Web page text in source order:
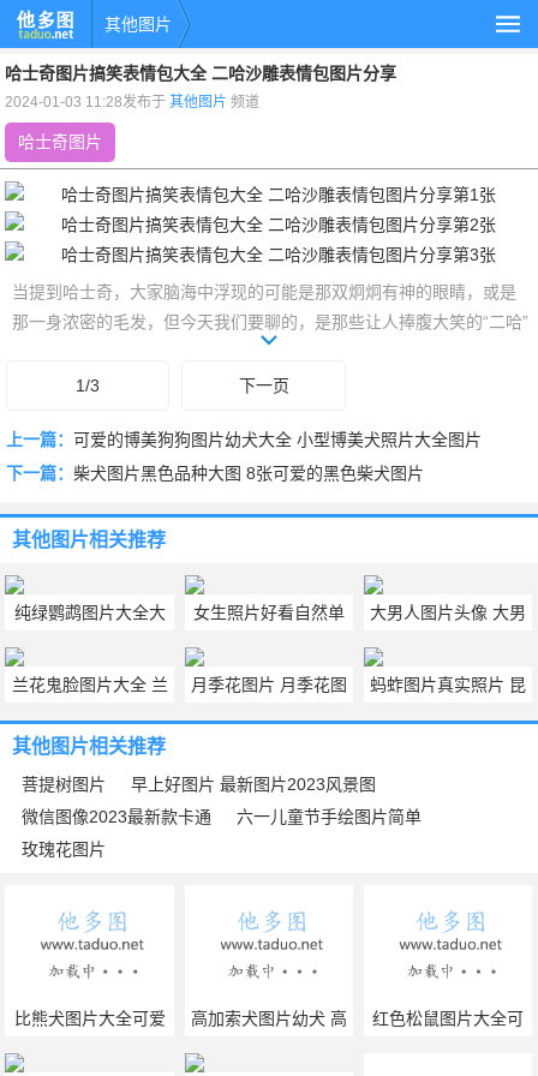
其他图片
哈士奇图片搞笑表情包大全 二哈沙雕表情包图片分享
2024-01-03 11:28发布于其他图片 频道
哈士奇图片
当提到哈士奇，大家脑海中浮现的可能是那双炯炯有神的眼睛，或是
那一身浓密的毛发，但今天我们要聊的，是那些让人捧腹大笑的“二哈”
搞笑表情包。这些表情包，将哈士奇那种呆萌、沙雕的天性展现得淋
漓尽致，让人忍俊不禁。那么，就让我们一起来欣赏一下这些让人笑
1/3 下一页
上一篇： 可爱的博美狗狗图片幼犬大全 小型博美犬照片大全图片
下一篇： 柴犬图片黑色品种大图 8张可爱的黑色柴犬图片
其他图片相关推荐
纯绿鹦鹉图片大全大
图 纯绿鹦鹉图片欣赏
女生照片好看自然单
纯 女生照片真实可爱
大男人图片头像 大男
兰花鬼脸图片大全 兰
花鬼脸图片大全大图
月季花图片 月季花图
片唯美清新图片
蚂蚱图片真实照片 昆
虫蚂蚱图片大全
其他图片相关推荐
菩提树图片
早上好图片 最新图片2023风景图
微信图像2023最新款卡通
六一儿童节手绘图片简单
玫瑰花图片
比熊犬图片大全可爱
全集 最新比熊美容造
高加索犬图片幼犬 高
加索犬图片幼犬大全
红色松鼠图片大全可
犬图片帅气可爱